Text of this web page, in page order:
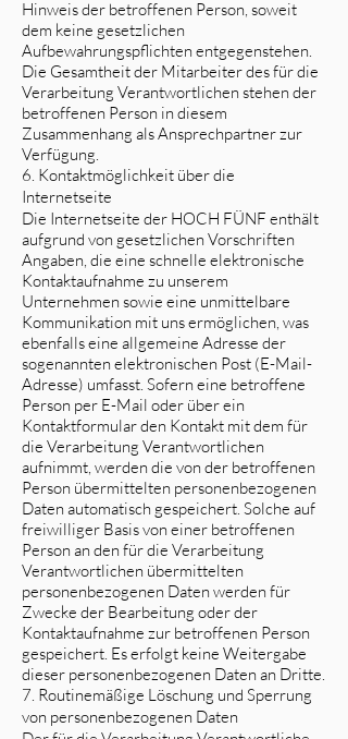
Hinweis der betroffenen Person, soweit
dem keine gesetzlichen
Aufbewahrungspflichten entgegenstehen.
Die Gesamtheit der Mitarbeiter des für die
Verarbeitung Verantwortlichen stehen der
betroffenen Person in diesem
Zusammenhang als Ansprechpartner zur
Verfügung.
6. Kontaktmöglichkeit über die
Internetseite
Die Internetseite der HOCH FÜNF enthält
aufgrund von gesetzlichen Vorschriften
Angaben, die eine schnelle elektronische
Kontaktaufnahme zu unserem
Unternehmen sowie eine unmittelbare
Kommunikation mit uns ermöglichen, was
ebenfalls eine allgemeine Adresse der
sogenannten elektronischen Post (E-Mail-
Adresse) umfasst. Sofern eine betroffene
Person per E-Mail oder über ein
Kontaktformular den Kontakt mit dem für
die Verarbeitung Verantwortlichen
aufnimmt, werden die von der betroffenen
Person übermittelten personenbezogenen
Daten automatisch gespeichert. Solche auf
freiwilliger Basis von einer betroffenen
Person an den für die Verarbeitung
Verantwortlichen übermittelten
personenbezogenen Daten werden für
Zwecke der Bearbeitung oder der
Kontaktaufnahme zur betroffenen Person
gespeichert. Es erfolgt keine Weitergabe
dieser personenbezogenen Daten an Dritte.
7. Routinemäßige Löschung und Sperrung
von personenbezogenen Daten